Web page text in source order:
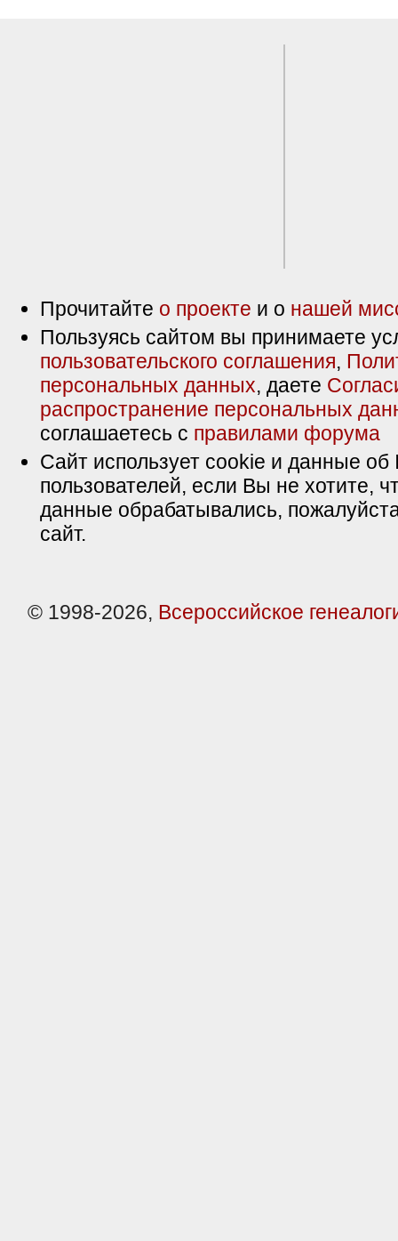
Прочитайте о проекте и о нашей
Пользуясь сайтом вы принимаете
пользовательского соглашения,
персональных данных, даете
распространение персональных
соглашаетесь с правилами форума
Сайт использует cookie и данные об
пользователей, если Вы не хотите,
данные обрабатывались,
сайт.
© 1998-2026, Всероссийское